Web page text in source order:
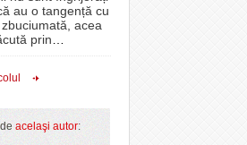
au o tangență cu
acea
prin
acelaşi autor: